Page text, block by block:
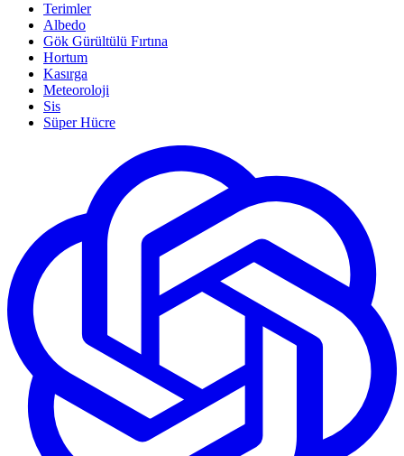
Terimler
Albedo
Gök Gürültülü Fırtına
Hortum
Kasırga
Meteoroloji
Sis
Süper Hücre